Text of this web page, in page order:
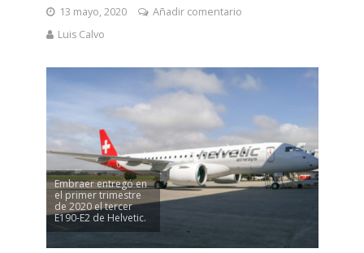
13 mayo, 2020
Añadir comentario
Luis Calvo
Embraer entregó en
el primer trimestre
de 2020 el tercer
E190-E2 de Helvetic.